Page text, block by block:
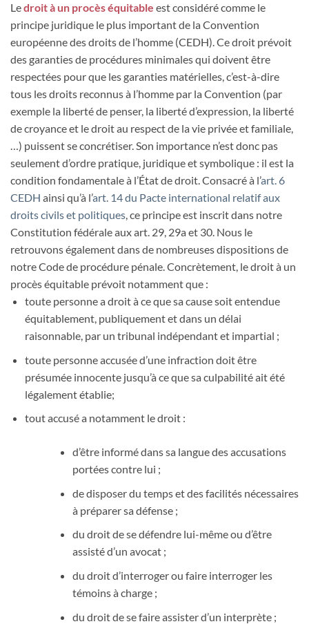
Ledroit à un procès équitable est considéré comme le
principe juridique le plus important de la Convention
européenne des droits de l’homme (CEDH). Ce droit prévoit
des garanties de procédures minimales qui doivent être
respectées pour que les garanties matérielles, c’est-à-dire
tous les droits reconnus à l’homme par la Convention (par
exemple la liberté de penser, la liberté d’expression, la liberté
de croyance et le droit au respect de la vie privée et familiale,
…) puissent se concrétiser. Son importance n’est donc pas
seulement d’ordre pratique, juridique et symbolique : il est la
condition fondamentale à l’État de droit. Consacré à l’art. 6
CEDH ainsi qu’à l’art. 14 du Pacte international relatif aux
droits civils et politiques, ce principe est inscrit dans notre
Constitution fédérale aux art. 29, 29a et 30. Nous le
retrouvons également dans de nombreuses dispositions de
notre Code de procédure pénale. Concrètement, le droit à un
procès équitable prévoit notamment que :
toute personne a droit à ce que sa cause soit entendue
équitablement, publiquement et dans un délai
raisonnable, par un tribunal indépendant et impartial ;
toute personne accusée d’une infraction doit être
présumée innocente jusqu’à ce que sa culpabilité ait été
légalement établie;
tout accusé a notamment le droit :
d’être informé dans sa langue des accusations
portées contre lui ;
de disposer du temps et des facilités nécessaires
à préparer sa défense ;
du droit de se défendre lui-même ou d’être
assisté d’un avocat ;
du droit d’interroger ou faire interroger les
témoins à charge ;
du droit de se faire assister d’un interprète ;